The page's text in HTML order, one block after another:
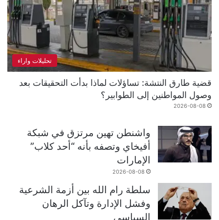
تحليلات واراء
قضية طارق النتشة: تساؤلات لماذا بدأت التحقيقات بعد
وصول المواطنين إلى الطوابير؟
2026-08-08
واشنطن تهين مرتزق في شبكة
أفيخاي وتصفه بأنه “أحد كلاب”
الإمارات
2026-08-08
سلطة رام الله بين أزمة الشرعية
وفشل الإدارة وتآكل الرهان
السياسي